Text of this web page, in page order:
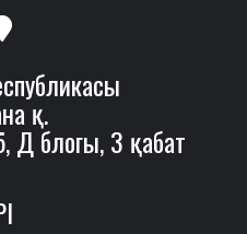
қ.
Д блогы, 3 қабат